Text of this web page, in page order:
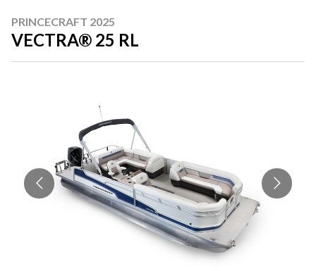
PRINCECRAFT 2025
VECTRA® 25 RL